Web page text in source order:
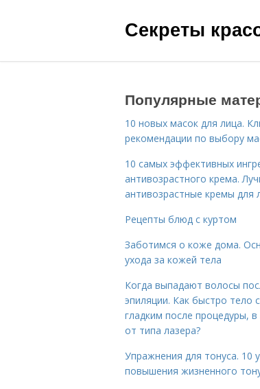
Секреты
Популярные
10 новых масок для лица.
рекомендации по выбору
10 самых эффективных
антивозрастного крема.
антивозрастные кремы для
Рецепты блюд с куртом
Заботимся о коже дома.
ухода за кожей тела
Когда выпадают волосы
эпиляции. Как быстро тело
гладким после процедуры,
от типа лазера?
Упражнения для тонуса. 10
повышения жизненного